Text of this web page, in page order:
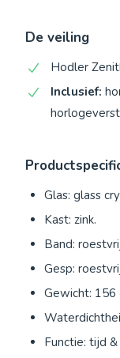
De veiling
Hodler
Inclusief:
Glas: glass
Kast: zink.
Band:
Gesp:
Gewicht: 156
Functie: tijd